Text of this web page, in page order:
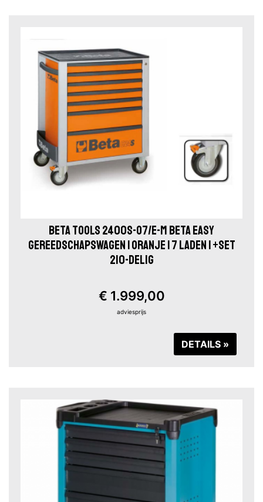
BETA TOOLS 2400S-O7/E-M BETA EASY
GEREEDSCHAPSWAGEN | ORANJE | 7 LADEN | +SET
210-DELIG
€ 1.999,00
adviesprijs
DETAILS »